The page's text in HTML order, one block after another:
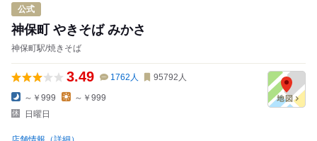
公式
神保町 やきそば みかさ
神保町駅/焼きそば
3.49 1762 人 95792 人
～￥999
～￥999
日曜日